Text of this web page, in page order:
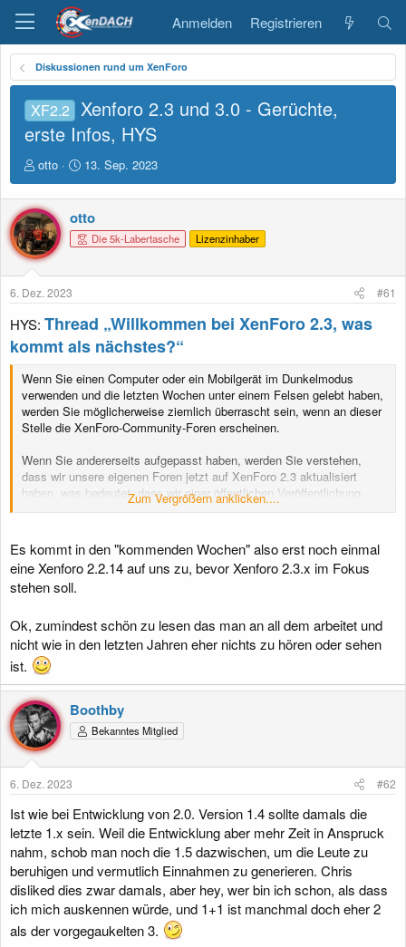
Anmelden Registrieren
Diskussionen rund um XenForo
XF2.2 Xenforo 2.3 und 3.0 - Gerüchte,
erste Infos, HYS
E
r
s
t
e
l
l
e
r
otto
E
r
s
t
e
l
t
13. Sep. 2023
otto
Die 5k-Labertasche Lizenzinhaber
6. Dez. 2023 #61
HYS: Thread „Willkommen bei XenForo 2.3, was
kommt als nächstes?“
Wenn Sie einen Computer oder ein Mobilgerät im Dunkelmodus
verwenden und die letzten Wochen unter einem Felsen gelebt haben,
werden Sie möglicherweise ziemlich überrascht sein, wenn an dieser
Stelle die XenForo-Community-Foren erscheinen.
Wenn Sie andererseits aufgepasst haben, werden Sie verstehen,
dass wir unsere eigenen Foren jetzt auf XenForo 2.3 aktualisiert
haben, was bedeutet, dass wir einer öffentlichen Veröffentlichung
immer näher kommen und gleichzeitig unser gewohntes Vertrauen in
eigenes Hundefutter essen“ und unsere Foren als erste Beta-
Testseite nutzen.
Anstatt noch einmal auf alle Änderungen in 2.3 einzugehen, werde
Hast du schon gesehen“-Threads veröffentlichen, in denen es um
neue Dinge in 2.3 geht.
Leistungssteigerung in XenForo 2.3
Bildoptimierung, verbesserte Bildgrößenänderung und mehr!
Automatisieren Sie Arbeitsabläufe mit Webhooks
Verschiedene Änderungen für XenForo 2.3
Betten Sie Ihre Inhalte überall ein
Single Sign-On und mehr mit OAuth2 in XenForo 2.3
Es kommt noch mehr, was wir noch nicht verraten haben, da wir
daran arbeiten, sicherzustellen, dass die verbleibenden Funktionen
und Systeme (einschließlich derer, die mit unseren offiziellen Add-
Ons in Zusammenhang stehen) für die Hauptsendezeit und die
öffentliche Beta bereit sind, die wir derzeit erwarten erscheint im
Januar. Wir werden weitere „ Haben Sie schon gesehen“-Threads
veröffentlichen, sobald neue Funktionen eingeführt werden.
Zum Vergrößern anklicken....
Es kommt in den "kommenden Wochen" also erst noch einmal
eine Xenforo 2.2.14 auf uns zu, bevor Xenforo 2.3.x im Fokus
stehen soll.
Ok, zumindest schön zu lesen das man an all dem arbeitet und
nicht wie in den letzten Jahren eher nichts zu hören oder sehen
ist.
Boothby
Bekanntes Mitglied
6. Dez. 2023 #62
Ist wie bei Entwicklung von 2.0. Version 1.4 sollte damals die
letzte 1.x sein. Weil die Entwicklung aber mehr Zeit in Anspruck
nahm, schob man noch die 1.5 dazwischen, um die Leute zu
beruhigen und vermutlich Einnahmen zu generieren. Chris
disliked dies zwar damals, aber hey, wer bin ich schon, als dass
ich mich auskennen würde, und 1+1 ist manchmal doch eher 2
als der vorgegaukelten 3.